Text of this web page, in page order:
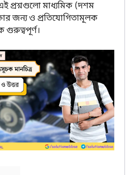
প্রশ্নগুলো মাধ্যমিক (দশম
জন্য ও প্রতিযোগিতামূলক
গুরুত্বপূর্ণ।